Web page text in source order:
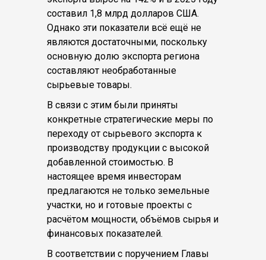
составил 1,8 млрд долларов США.
Однако эти показатели всё ещё не
являются достаточными, поскольку
основную долю экспорта региона
составляют необработанные
сырьевые товары.
В связи с этим были приняты
конкретные стратегические меры по
переходу от сырьевого экспорта к
производству продукции с высокой
добавленной стоимостью. В
настоящее время инвесторам
предлагаются не только земельные
участки, но и готовые проекты с
расчётом мощности, объёмов сырья и
финансовых показателей.
В соответствии с поручением Главы